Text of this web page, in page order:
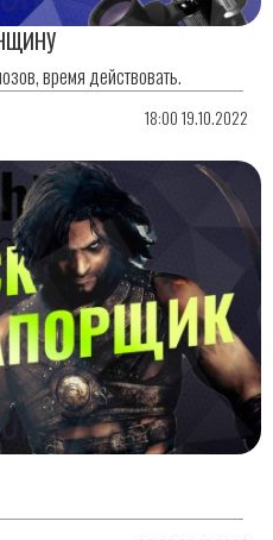
время действовать.
18:00 19.10.2022